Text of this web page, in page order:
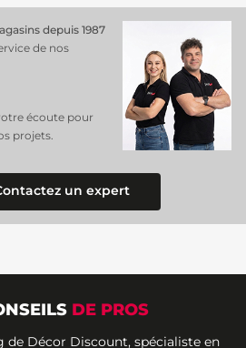
depuis 1987
de nos
écoute pour
projets.
un expert
DE PROS
de Décor Discount, spécialiste en